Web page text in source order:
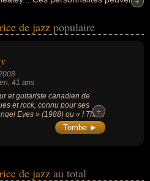
peuvent également avoir
guitariste de blues, guitariste de
En ce qui concerne leurs
morts, ils peuvent avoir été
de jazz populaire
, 41 ans
et guitariste canadien de
et rock, connu pour ses
Eyes » (1988) ou « I Think
Much » (1990) .
+
+
Tombe ►
de jazz au total